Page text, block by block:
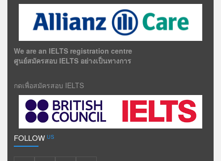
We are an IELTS registration centre
ศูนย์สมัครสอบ IELTS อย่างเป็นทางการ
กดเพื่อสมัครสอบ IELTS
FOLLOWUS